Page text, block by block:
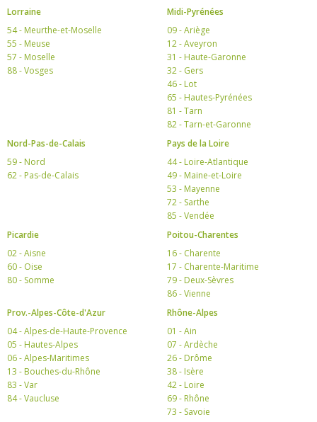
Lorraine
54 - Meurthe-et-Moselle
55 - Meuse
57 - Moselle
88 - Vosges
Midi-Pyrénées
09 - Ariège
12 - Aveyron
31 - Haute-Garonne
32 - Gers
46 - Lot
65 - Hautes-Pyrénées
81 - Tarn
82 - Tarn-et-Garonne
Nord-Pas-de-Calais
59 - Nord
62 - Pas-de-Calais
Pays de la Loire
44 - Loire-Atlantique
49 - Maine-et-Loire
53 - Mayenne
72 - Sarthe
85 - Vendée
Picardie
02 - Aisne
60 - Oise
80 - Somme
Poitou-Charentes
16 - Charente
17 - Charente-Maritime
79 - Deux-Sèvres
86 - Vienne
Prov.-Alpes-Côte-d'Azur
04 - Alpes-de-Haute-Provence
05 - Hautes-Alpes
06 - Alpes-Maritimes
13 - Bouches-du-Rhône
83 - Var
84 - Vaucluse
Rhône-Alpes
01 - Ain
07 - Ardèche
26 - Drôme
38 - Isère
42 - Loire
69 - Rhône
73 - Savoie